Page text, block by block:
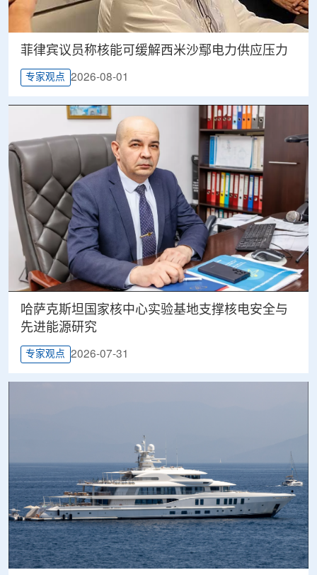
菲律宾议员称核能可缓解西米沙鄢电力供应压力
专家观点 2026-08-01
哈萨克斯坦国家核中心实验基地支撑核电安全与
先进能源研究
专家观点 2026-07-31